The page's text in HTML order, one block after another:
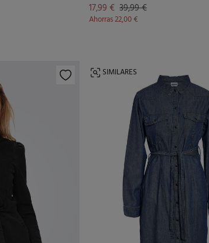
17,99 € 39,99 €
Ahorras22,00 €
SIMILARES